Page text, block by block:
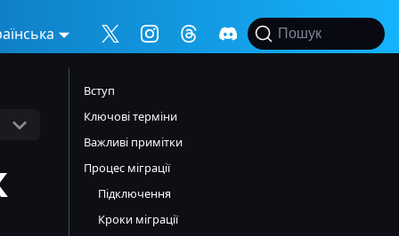
Пошук
Вступ
Ключові терміни
Важливі примітки
Процес міграції
Підключення
Кроки міграції